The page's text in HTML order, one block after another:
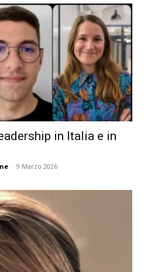
in Italia e in
- 9 Marzo 2026